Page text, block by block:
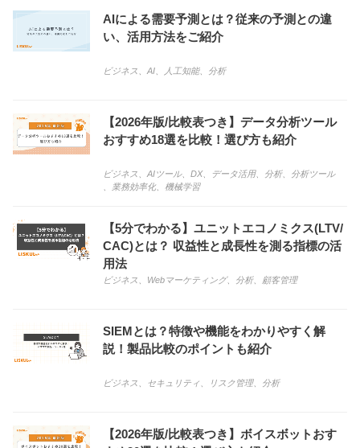
AIによる需要予測とは？従来の予測との違
い、活用方法をご紹介
ビジネス AI 人工知能、 分析
【2026年版/比較表つき】データ分析ツール
おすすめ18選を比較！選び方も紹介
ビジネス AIツール、 DX、 データ活用、 分析、 分析ツール
業務効率化、 機械学習
【5分でわかる】ユニットエコノミクス(LTV/
CAC)とは？ 収益性と成長性を測る指標の活
用法
ビジネス Webマーケティング、 分析、 顧客管理
SIEMとは？特徴や機能をわかりやすく解
説！製品比較のポイントも紹介
ビジネス セキュリティ リスク管理、 分析
【2026年版/比較表つき】ボイスボットおす